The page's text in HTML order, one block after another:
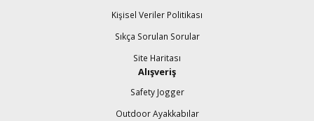
Kişisel Veriler Politikası
Sıkça Sorulan Sorular
Site Haritası
Alışveriş
Safety Jogger
Outdoor Ayakkabılar